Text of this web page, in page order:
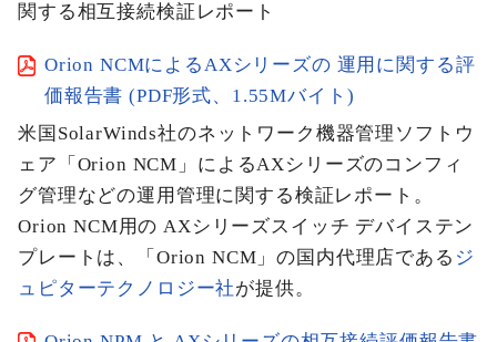
関する相互接続検証レポート
Orion NCMによるAXシリーズの 運用に関する評
価報告書 (PDF形式、1.55Mバイト)
米国SolarWinds社のネットワーク機器管理ソフトウ
ェア「Orion NCM」によるAXシリーズのコンフィ
グ管理などの運用管理に関する検証レポート。
Orion NCM用の AXシリーズスイッチ デバイステン
プレートは、「Orion NCM」の国内代理店である ジ
ュピターテクノロジー社が提供。